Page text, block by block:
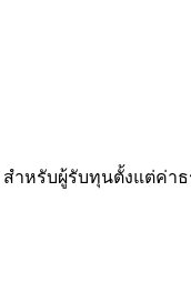
ผู้รับทุนตั้งแต่ค่าธรร